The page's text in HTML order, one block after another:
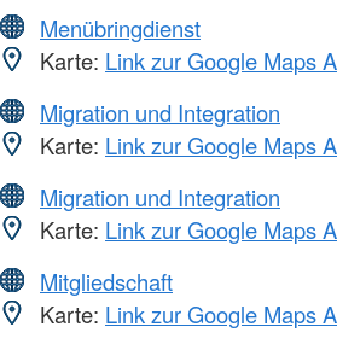
Menübringdienst
Karte: Link zur Google Maps
Migration und Integration
Karte: Link zur Google Maps
Migration und Integration
Karte: Link zur Google Maps
Mitgliedschaft
Karte: Link zur Google Maps